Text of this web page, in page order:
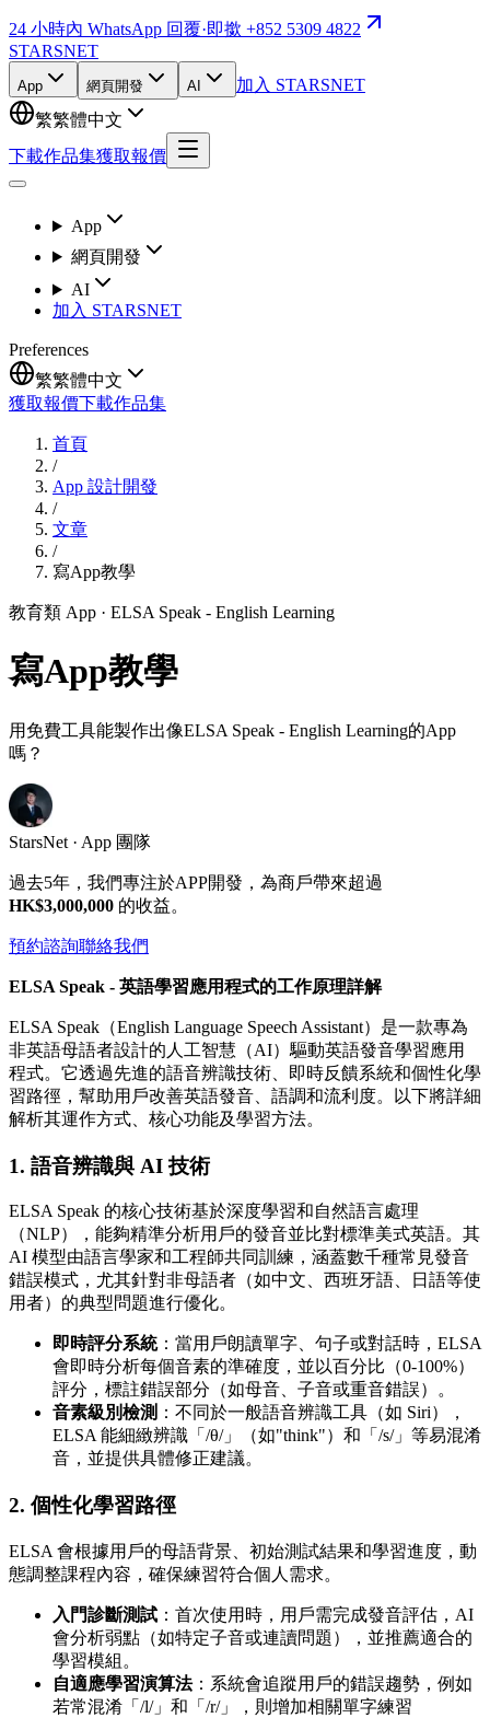
24 小時內 WhatsApp 回覆·即撳 +852 5309 4822
STARSNET
App 網頁開發 AI
加入 STARSNET
繁繁體中文
下載作品集獲取報價
App
網頁開發
AI
加入 STARSNET
Preferences
繁繁體中文
獲取報價下載作品集
首頁
/
App 設計開發
/
文章
/
寫App教學
教育類 App · ELSA Speak - English Learning
寫App教學
用免費工具能製作出像ELSA Speak - English Learning的App
嗎？
StarsNet · App 團隊
過去5年，我們專注於APP開發，為商戶帶來超過
HK$3,000,000 的收益。
預約諮詢聯絡我們
ELSA Speak - 英語學習應用程式的工作原理詳解
ELSA Speak（English Language Speech Assistant）是一款專為
非英語母語者設計的人工智慧（AI）驅動英語發音學習應用
程式。它透過先進的語音辨識技術、即時反饋系統和個性化學
習路徑，幫助用戶改善英語發音、語調和流利度。以下將詳細
解析其運作方式、核心功能及學習方法。
1. 語音辨識與 AI 技術
ELSA Speak 的核心技術基於深度學習和自然語言處理
（NLP），能夠精準分析用戶的發音並比對標準美式英語。其
AI 模型由語言學家和工程師共同訓練，涵蓋數千種常見發音
錯誤模式，尤其針對非母語者（如中文、西班牙語、日語等使
用者）的典型問題進行優化。
即時評分系統：當用戶朗讀單字、句子或對話時，ELSA
會即時分析每個音素的準確度，並以百分比（0-100%）
評分，標註錯誤部分（如母音、子音或重音錯誤）。
音素級別檢測 ：不同於一般語音辨識工具（如 Siri），
ELSA 能細緻辨識「/θ/」（如"think"）和「/s/」等易混淆
音，並提供具體修正建議。
2. 個性化學習路徑
ELSA 會根據用戶的母語背景、初始測試結果和學習進度，動
態調整課程內容，確保練習符合個人需求。
入門診斷測試 ：首次使用時，用戶需完成發音評估，AI
會分析弱點（如特定子音或連讀問題），並推薦適合的
學習模組。
自適應學習演算法：系統會追蹤用戶的錯誤趨勢，例如
若常混淆「/l/」和「/r/」，則增加相關單字練習